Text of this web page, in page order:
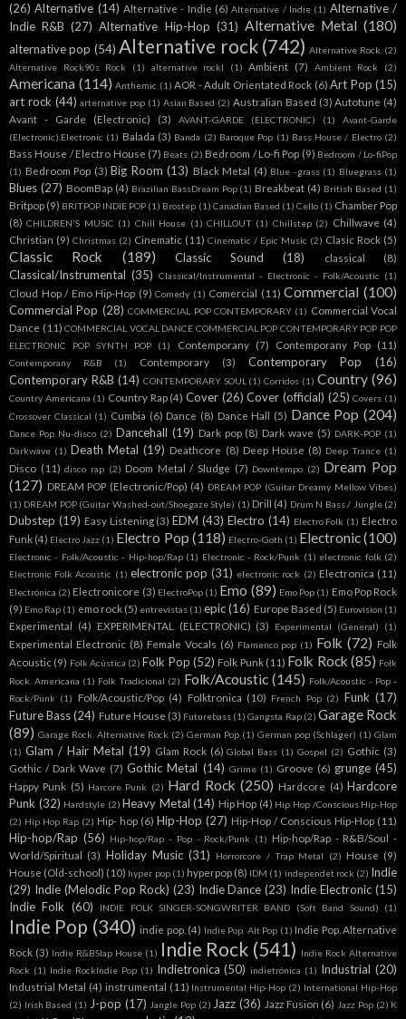
(26) Alternative (14) Alternative - Indie (6) Alternative / Indie (1) Alternative /
Indie R&B (27) Alternative Hip-Hop (31) Alternative Metal (180)
alternative pop (54) Alternative rock (742) Alternative Rock. (2)
Alternative Rock90s Rock
(1) alternative rockl (1) Ambient (7) Ambient Rock (2)
Americana (114) Anthemic (1) AOR - Adult Orientated Rock (6) Art Pop (15)
art rock (44) arternative pop (1) Asian Based (2) Australian Based (3) Autotune (4)
Avant - Garde (Electronic)
(3) AVANT-GARDE (ELECTRONIC) (1)
Avant-Garde
(Electronic).Electronic (1) Balada (3) Banda (2) Baroque Pop (1) Bass House / Electro (2)
Bass House / Electro House (7) Beats (2) Bedroom / Lo-fi Pop (9) Bedroom / Lo-fiPop
(1) Bedroom Pop (3) Big Room (13) Black Metal (4) Blue -grass (1) Bluegrass (1)
Blues (27) BoomBap (4) Brazilian BassDream Pop (1) Breakbeat (4) British Based (1)
Britpop (9) BRITPOP INDIE POP (1) Brostep (1) Canadian Based (1) Cello (1) Chamber Pop
(8) CHILDREN'S MUSIC (1) Chill House (1) CHILLOUT (1) Chillstep (2) Chillwave (4)
Christian (9) Christmas (2) Cinematic (11) Cinematic / Epic Music (2) Clasic Rock (5)
Classic Rock (189) Classic Sound (18) classical (8)
Classical/Instrumental (35) Classical/Instrumental - Electronic - Folk/Acoustic (1)
Cloud Hop / Emo Hip-Hop (9) Comedy (1) Comercial (11) Commercial (100)
Commercial Pop (28) COMMERCIAL POP CONTEMPORARY (1) Commercial Vocal
Dance (11) COMMERCIAL VOCAL DANCE COMMERCIAL POP CONTEMPORARY POP POP
ELECTRONIC POP SYNTH POP
(1) Contemporany (7) Contemporany Pop (11)
Contemporany R&B (1) Contemporary (3) Contemporary Pop
(16)
Contemporary R&B (14) CONTEMPORARY SOUL (1) Corridos (1) Country (96)
Country Americana (1) Country Rap (4) Cover (26) Cover (official) (25) Covers (1)
Crossover Classical (1) Cumbia (6) Dance (8) Dance Hall (5) Dance Pop (204)
Dance Pop Nu-disco (2) Dancehall (19) Dark pop (8) Dark wave (5) DARK-POP (1)
Darkwave (1) Death Metal (19) Deathcore (8) Deep House (8) Deep Trance (1)
Disco (11) disco rap (2) Doom Metal / Sludge (7) Downtempo (2) Dream Pop
(127) DREAM POP (Electronic/Pop) (4) DREAM POP (Guitar Dreamy Mellow Vibes)
(1) DREAM POP (Guitar Washed-out/Shoegaze Style) (1) Drill (4) Drum N Bass / Jungle (2)
Dubstep (19) Easy Listening (3) EDM (43) Electro (14) Electro Folk (1) Electro
Funk (4) Electro Jazz (1) Electro Pop (118) Electro-Goth (1) Electronic(100)
Electronic - Folk/Acoustic - Hip-hop/Rap (1) Electronic - Rock/Punk (1) electronic folk (2)
Electronic Folk Acoustic (1) electronic pop (31) electronic rock (2) Electronica (11)
Electrónica (2) Electronicore (3) ElectroPop (1) Emo (89) Emo Pop (1) Emo Pop Rock
(9) Emo Rap (1) emo rock (5) entrevistas (1) epic (16) Europe Based (5) Eurovision (1)
Experimental (4) EXPERIMENTAL (ELECTRONIC) (3) Experimental (General) (1)
Experimental Electronic (8) Female Vocals (6) Flamenco pop (1) Folk (72) Folk
Acoustic (9) Folk Acústica (2) Folk Pop (52) Folk Punk (11) Folk Rock (85) Folk
Rock. Americana (1) Folk Tradicional (2) Folk/Acoustic (145) Folk/Acoustic - Pop -
Rock/Punk (1) Folk/Acoustic/Pop (4) Folktronica (10) French Pop (2) Funk (17)
Future Bass (24) Future House (3) Futurebass (1) Gangsta Rap (2) Garage Rock
(89) Garage Rock. Alternative Rock (2) German Pop (1) German pop (Schlager) (1) Glam
(1) Glam / Hair Metal (19) Glam Rock (6) Global Bass (1) Gospel (2) Gothic (3)
Gothic / Dark Wave (7) Gothic Metal (14) Grime (1) Groove (6) grunge (45)
Happy Punk (5) Harcore Punk (2) Hard Rock (250) Hardcore (4) Hardcore
Punk (32) Hardstyle (2) Heavy Metal (14) Hip Hop (4) Hip Hop /Conscious Hip-Hop
(2) Hip Hop Rap (2) Hip- hop (6) Hip-Hop (27) Hip-Hop / Conscious Hip-Hop (11)
Hip-hop/Rap (56) Hip-hop/Rap - Pop - Rock/Punk (1) Hip-hop/Rap - R&B/Soul -
World/Spiritual (3) Holiday Music (31) Horrorcore / Trap Metal (2) House (9)
House (Old-school) (10) hyper pop (1) hyperpop (8) IDM (1) independet rock (2) Indie
(29) Indie (Melodic Pop Rock) (23) Indie Dance (23) Indie Electronic (15)
Indie Folk (60) INDIE FOLK SINGER-SONGWRITER BAND (Soft Band Sound) (1)
Indie Pop (340) indie pop. (4) Indie Pop. Alt Pop (1) Indie Pop. Alternative
Rock (3) Indie R&BSlap House (1) Indie Rock (541) Indie Rock Alternative
Rock (1) Indie RockIndie Pop (1) Indietronica (50) indietrónica (1) Industrial (20)
Industrial Metal (4) instrumental (11) Instrumental Hip-Hop (2) International Hip-Hop
(2) Irish Based (1) J-pop (17) Jangle Pop (2) Jazz (36) Jazz Fusion (6) Jazz Pop (2) K